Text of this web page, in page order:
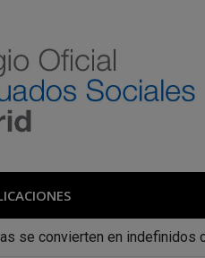
se convierten en indefinidos